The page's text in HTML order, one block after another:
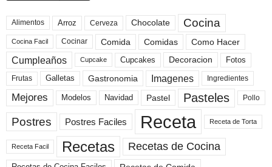
Alimentos Arroz Cerveza Chocolate Cocina
Cocina Facil Cocinar Comida Comidas Como Hacer
Cumpleaños Cupcake Cupcakes Decoracion Fotos
Frutas Galletas Gastronomia Imagenes Ingredientes
Mejores Modelos Navidad Pastel Pasteles Pollo
Postres Postres Faciles Receta Receta de Torta
Receta Facil Recetas Recetas de Cocina